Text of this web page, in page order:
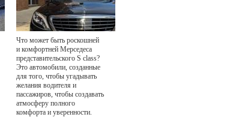
Что может быть роскошней
и комфортней Мерседеса
представительского S class?
Это автомобили, созданные
для того, чтобы угадывать
желания водителя и
пассажиров, чтобы создавать
атмосферу полного
комфорта и уверенности.